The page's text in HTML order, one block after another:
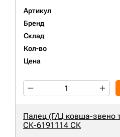
Артикул
Бренд
Склад
Кол-во
Цена
Палец (Г/Ц ковша-звено
СК-6191114 СК